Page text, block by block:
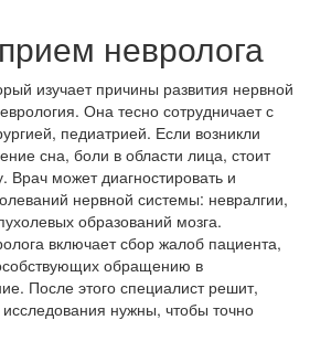
невролога
изучает причины развития нервной
Она тесно сотрудничает с
педиатрией. Если возникли
сна, боли в области лица, стоит
Врач может диагностировать и
нервной системы: невралгии,
образований мозга.
включает сбор жалоб пациента,
обращению в
После этого специалист решит,
нужны, чтобы точно